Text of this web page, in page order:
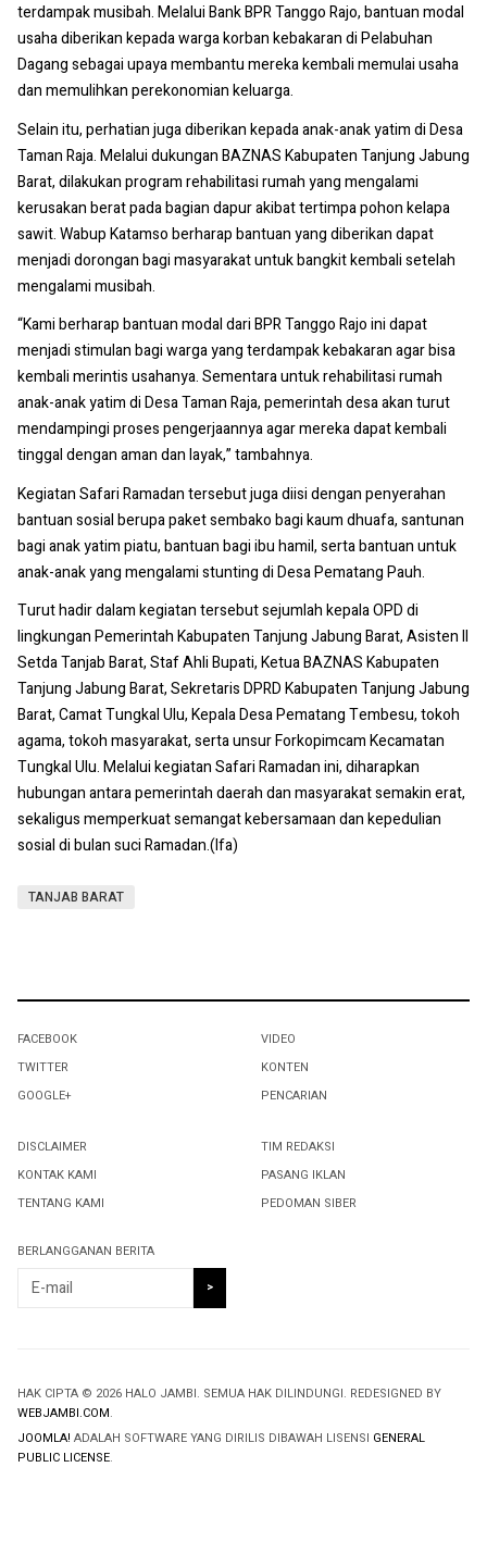
terdampak musibah. Melalui Bank BPR Tanggo Rajo, bantuan modal
usaha diberikan kepada warga korban kebakaran di Pelabuhan
Dagang sebagai upaya membantu mereka kembali memulai usaha
dan memulihkan perekonomian keluarga.
Selain itu, perhatian juga diberikan kepada anak-anak yatim di Desa
Taman Raja. Melalui dukungan BAZNAS Kabupaten Tanjung Jabung
Barat, dilakukan program rehabilitasi rumah yang mengalami
kerusakan berat pada bagian dapur akibat tertimpa pohon kelapa
sawit. Wabup Katamso berharap bantuan yang diberikan dapat
menjadi dorongan bagi masyarakat untuk bangkit kembali setelah
mengalami musibah.
“Kami berharap bantuan modal dari BPR Tanggo Rajo ini dapat
menjadi stimulan bagi warga yang terdampak kebakaran agar bisa
kembali merintis usahanya. Sementara untuk rehabilitasi rumah
anak-anak yatim di Desa Taman Raja, pemerintah desa akan turut
mendampingi proses pengerjaannya agar mereka dapat kembali
tinggal dengan aman dan layak,” tambahnya.
Kegiatan Safari Ramadan tersebut juga diisi dengan penyerahan
bantuan sosial berupa paket sembako bagi kaum dhuafa, santunan
bagi anak yatim piatu, bantuan bagi ibu hamil, serta bantuan untuk
anak-anak yang mengalami stunting di Desa Pematang Pauh.
Turut hadir dalam kegiatan tersebut sejumlah kepala OPD di
lingkungan Pemerintah Kabupaten Tanjung Jabung Barat, Asisten II
Setda Tanjab Barat, Staf Ahli Bupati, Ketua BAZNAS Kabupaten
Tanjung Jabung Barat, Sekretaris DPRD Kabupaten Tanjung Jabung
Barat, Camat Tungkal Ulu, Kepala Desa Pematang Tembesu, tokoh
agama, tokoh masyarakat, serta unsur Forkopimcam Kecamatan
Tungkal Ulu. Melalui kegiatan Safari Ramadan ini, diharapkan
hubungan antara pemerintah daerah dan masyarakat semakin erat,
sekaligus memperkuat semangat kebersamaan dan kepedulian
sosial di bulan suci Ramadan.(Ifa)
TANJAB BARAT
FACEBOOK
TWITTER
GOOGLE+
VIDEO
KONTEN
PENCARIAN
DISCLAIMER
KONTAK KAMI
TENTANG KAMI
TIM REDAKSI
PASANG IKLAN
PEDOMAN SIBER
BERLANGGANAN BERITA
HAK CIPTA © 2026 HALO JAMBI. SEMUA HAK DILINDUNGI. REDESIGNED BY
WEBJAMBI.COM.
JOOMLA! ADALAH SOFTWARE YANG DIRILIS DIBAWAH LISENSI GENERAL
PUBLIC LICENSE.